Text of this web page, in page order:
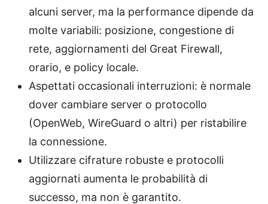
alcuni server, ma la performance dipende da
molte variabili: posizione, congestione di
rete, aggiornamenti del Great Firewall,
orario, e policy locale.
Aspettati occasionali interruzioni: è normale
dover cambiare server o protocollo
(OpenWeb, WireGuard o altri) per ristabilire
la connessione.
Utilizzare cifrature robuste e protocolli
aggiornati aumenta le probabilità di
successo, ma non è garantito.